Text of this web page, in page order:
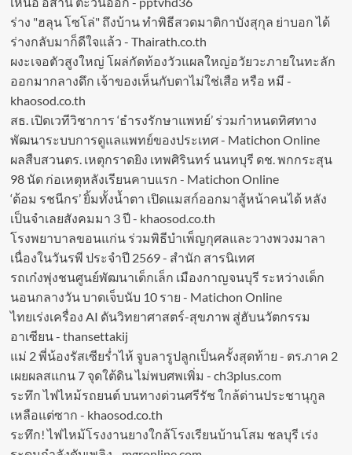
ร่าง "ฮลุน โซโล่" ถึงบ้าน ทำพิธีสวดมาติกาบังสุกุล ย่าบอก ได้
ร่างกลับมาก็ดีใจแล้ว - Thairath.co.th
ผงะเจอตัวสูงใหญ่ โผล่กัดท้องวัวแผลใหญ่อวัยวะภายในทะลัก
ออกมากลางดึก เจ้าของเห็นกับตาไม่ใช่เสือ หรือ หมี -
khaosod.co.th
สธ. เปิดเวทีวิชาการ ‘ธำรงรักษาแพทย์’ ร่วมกำหนดทิศทาง
พัฒนาระบบการดูแลแพทย์ของประเทศ - Matichon Online
ผลสืบสวนตร. เหตุกราดยิง เทพศิรินทร์ นนทบุรี ดช. พกกระสุน
98 นัด ก่อเหตุหลังเรียนคาบแรก - Matichon Online
‘ต้อม รชนีกร’ ยิ้มทั้งน้ำตา เปิดแมสก์ออกมาสู้หน้าคนได้ หลัง
เป็นจำเลยสังคมมา 3 ปี - khaosod.co.th
โรงพยาบาลขอนแก่น ร่วมพิธีบำเพ็ญกุศลและวางพวงมาลา
เนื่องในวันรพี ประจำปี 2569 - สำนัก สารนิเทศ
รถเก๋งพุ่งชนศูนย์พัฒนาเด็กเล็ก เมืองกาญจนบุรี ระหว่างเด็ก
นอนกลางวัน บาดเจ็บนับ 10 ราย - Matichon Online
ไทยเร่งเครื่อง AI ดันวิทยาศาสตร์-สุขภาพ สู่ฮับนวัตกรรม
อาเซียน - thansettakij
แม่ 2 พี่น้องรัสเซียร่ำไห้ จูบลารูปลูกเป็นครั้งสุดท้าย - ตร.ภาค 2
เผยผลสแกน 7 จุดใต้ดิน ไม่พบศพเพิ่ม - ch3plus.com
ระทึก ไฟไหม้รถยนต์ บนทางด่วนศรีรัช ใกล้ด่านประชานุกูล
เหลือแต่ซาก - khaosod.co.th
ระทึก! ไฟไหม้โรงงานยางใกล้โรงเรียนบ้านโสม ชลบุรี เร่ง